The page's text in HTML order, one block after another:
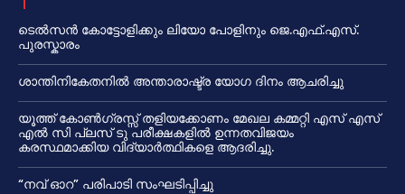
ടെൽസൻ കോട്ടോളിക്കും ലിയോ പോളിനും ജെ.എഫ്.എസ്.
പുരസ്കാരം
ശാന്തിനികേതനിൽ അന്താരാഷ്ട്ര യോഗ ദിനം ആചരിച്ചു
യൂത്ത് കോൺഗ്രസ്സ് തളിയക്കോണം മേഖല കമ്മറ്റി എസ് എസ്
എൽ സി പ്ലസ് ടു പരീക്ഷകളിൽ ഉന്നതവിജയം
കരസ്ഥമാക്കിയ വിദ്യാർത്ഥികളെ ആദരിച്ചു.
“നവ് ഓറ” പരിപാടി സംഘടിപ്പിച്ചു